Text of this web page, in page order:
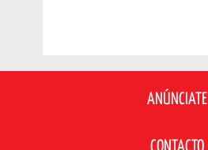
ANÚNCIATE
CONTACTO